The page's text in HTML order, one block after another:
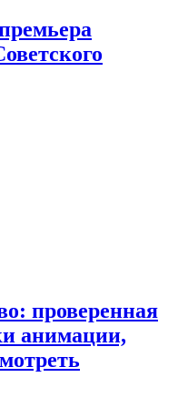
проверенная
анимации,